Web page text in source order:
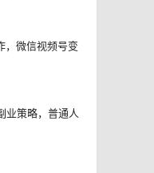
，微信视频号变
业策略，普通人